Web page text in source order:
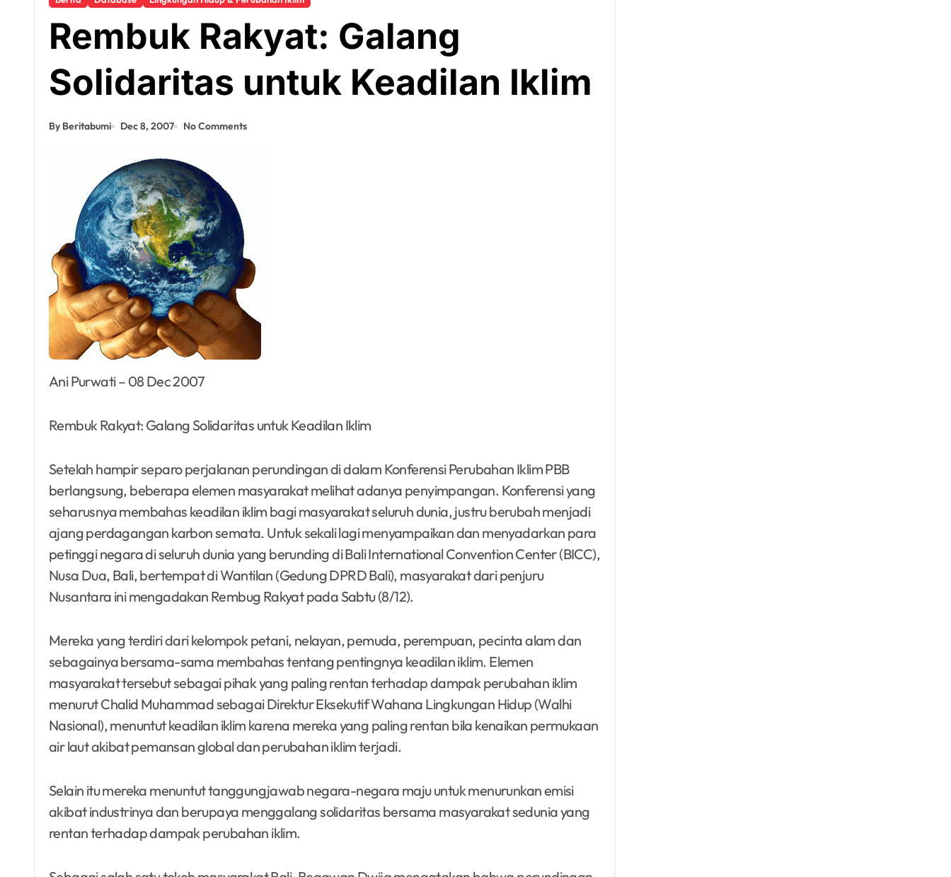
Rembuk Rakyat: Galang
Solidaritas untuk Keadilan Iklim
By Beritabumi Dec 8, 2007 No Comments
Ani Purwati – 08 Dec 2007
Rembuk Rakyat: Galang Solidaritas untuk Keadilan Iklim
Setelah hampir separo perjalanan perundingan di dalam Konferensi Perubahan Iklim PBB
berlangsung, beberapa elemen masyarakat melihat adanya penyimpangan. Konferensi yang
seharusnya membahas keadilan iklim bagi masyarakat seluruh dunia, justru berubah menjadi
ajang perdagangan karbon semata. Untuk sekali lagi menyampaikan dan menyadarkan para
petinggi negara di seluruh dunia yang berunding di Bali International Convention Center (BICC),
Nusa Dua, Bali, bertempat di Wantilan (Gedung DPRD Bali), masyarakat dari penjuru
Nusantara ini mengadakan Rembug Rakyat pada Sabtu (8/12).
Mereka yang terdiri dari kelompok petani, nelayan, pemuda, perempuan, pecinta alam dan
sebagainya bersama-sama membahas tentang pentingnya keadilan iklim. Elemen
masyarakat tersebut sebagai pihak yang paling rentan terhadap dampak perubahan iklim
menurut Chalid Muhammad sebagai Direktur Eksekutif Wahana Lingkungan Hidup (Walhi
Nasional), menuntut keadilan iklim karena mereka yang paling rentan bila kenaikan permukaan
air laut akibat pemansan global dan perubahan iklim terjadi.
Selain itu mereka menuntut tanggungjawab negara-negara maju untuk menurunkan emisi
akibat industrinya dan berupaya menggalang solidaritas bersama masyarakat sedunia yang
rentan terhadap dampak perubahan iklim.